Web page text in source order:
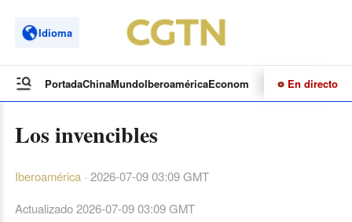
Idioma
PortadaChinaMundoIberoaméricaEconomía CulturaDeportes
En directo
Los invencibles
Iberoamérica· 2026-07-09 03:09 GMT
Actualizado2026-07-09 03:09 GMT